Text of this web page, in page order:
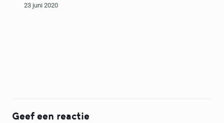
23 juni 2020
Geef een reactie